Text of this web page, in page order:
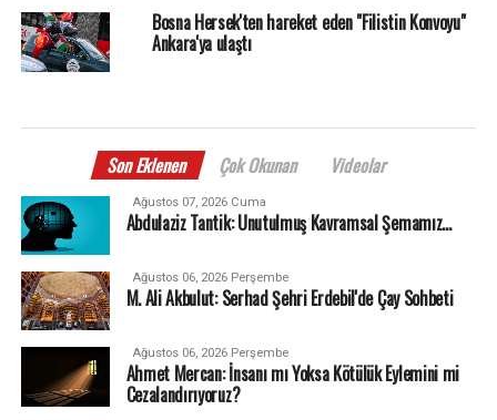
Bosna Hersek'ten hareket eden "Filistin Konvoyu"
Ankara'ya ulaştı
Son Eklenen Çok Okunan Videolar
Ağustos 07, 2026 Cuma
Abdulaziz Tantik: Unutulmuş Kavramsal Şemamız…
Ağustos 06, 2026 Perşembe
M. Ali Akbulut: Serhad Şehri Erdebil'de Çay Sohbeti
Ağustos 06, 2026 Perşembe
Ahmet Mercan: İnsanı mı Yoksa Kötülük Eylemini mi
Cezalandırıyoruz?